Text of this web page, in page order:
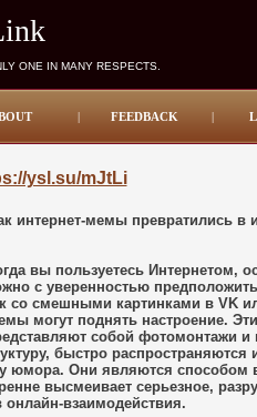
ONE IN MANY RESPECTS.
| FEEDBACK |
ysl.su/mJtLi
интернет-мемы превратились в
вы пользуетесь Интернетом,
с уверенностью
со смешными картинками в VK
могут поднять настроение.
собой фотомонтажи и
быстро распространяются
юмора. Они являются способом
высмеивает серьезное,
взаимодействия.